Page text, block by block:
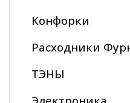
Конфорки
Расходники
ТЭНЫ